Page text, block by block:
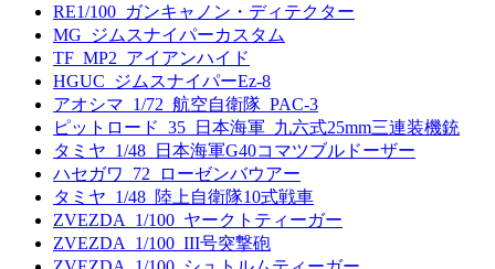
RE1/100_ガンキャノン・ディテクター
MG_ジムスナイパーカスタム
TF_MP2_アイアンハイド
HGUC_ジムスナイパーEz-8
アオシマ_1/72_航空自衛隊_PAC-3
ピットロード_35_日本海軍_九六式25mm三連装機銃
タミヤ_1/48_日本海軍G40コマツブルドーザー
ハセガワ_72_ローゼンバウアー
タミヤ_1/48_陸上自衛隊10式戦車
ZVEZDA_1/100_ヤークトティーガー
ZVEZDA_1/100_III号突撃砲